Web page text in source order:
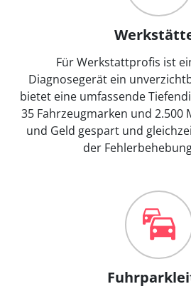
Für Werkstattprofis ist
Diagnosegerät ein
bietet eine umfassende
35 Fahrzeugmarken und 2.500
und Geld gespart und
der